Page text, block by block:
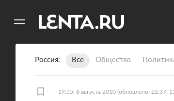
Россия Все Общество
19:55, 6 августа 2010 (обновлено: 22:37,